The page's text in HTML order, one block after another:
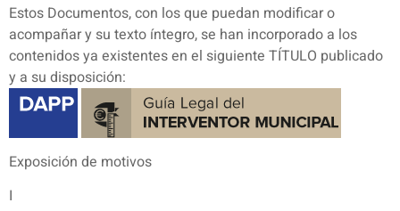
Estos Documentos, con los que puedan modificar o
acompañar y su texto íntegro, se han incorporado a los
contenidos ya existentes en el siguiente TÍTULO publicado
y a su disposición:
Exposición de motivos
I